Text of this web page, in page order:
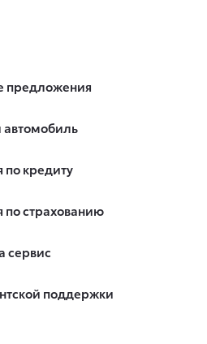
предложения
по кредиту
по страхованию
сервис
поддержки